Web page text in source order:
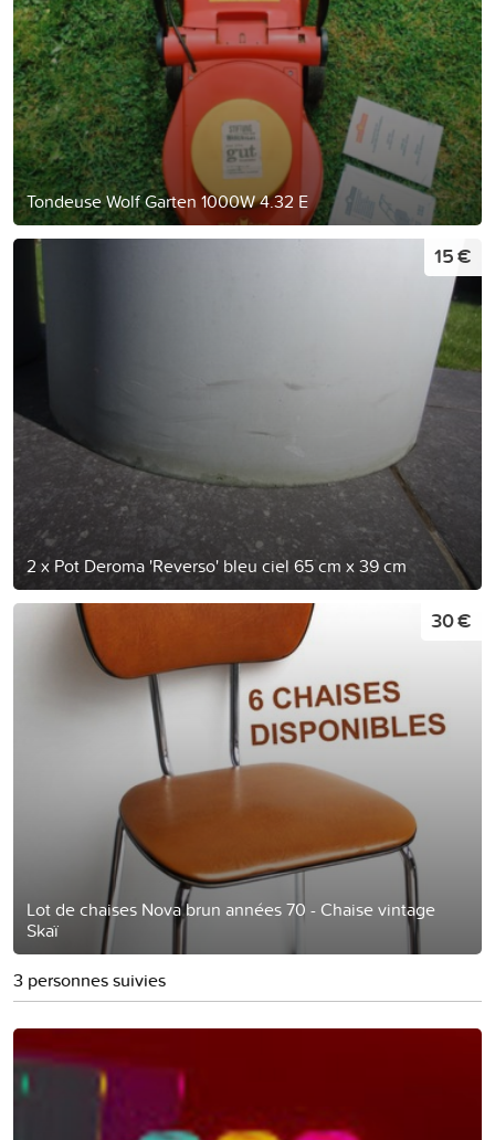
Tondeuse Wolf Garten 1000W 4.32 E
2 x Pot Deroma 'Reverso' bleu ciel 65 cm x 39 cm
15 €
Lot de chaises Nova brun années 70 - Chaise vintage
Skaï
30 €
3 personnes suivies